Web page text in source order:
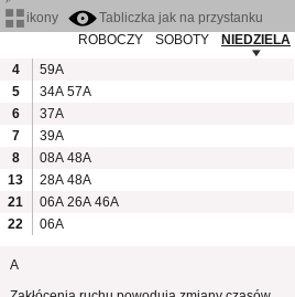
ikony
Tabliczka jak na przystanku
ROBOCZY
SOBOTY
NIEDZIELA
4
59A
5
34A 57A
6
37A
7
39A
8
08A 48A
13
28A 48A
21
06A 26A 46A
22
06A
A